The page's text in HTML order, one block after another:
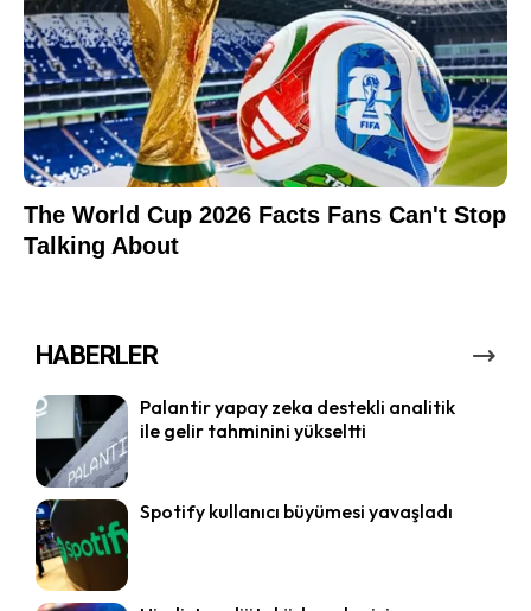
HABERLER
Palantir yapay zeka destekli analitik
ile gelir tahminini yükseltti
Spotify kullanıcı büyümesi yavaşladı